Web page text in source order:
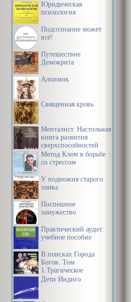
Юридическая
психология
Подсознание может
всё!
Путешествие
Демокрита
Алхимик
Священная кровь
Менталист. Настольная
книга развития
сверхспособностей
сознания
Метод Ключ в борьбе
со стрессом
У подножия старого
замка
Поспешное
замужество
Практический аудит:
учебное пособие
В поисках Города
Богов. Том
1.Трагическое
послание древних.
Дети Индиго